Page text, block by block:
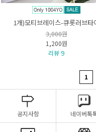
1개)모티브레이스-큐롯러브타
3,000원
1,200원
리뷰 9
1
공지사항 네이버톡